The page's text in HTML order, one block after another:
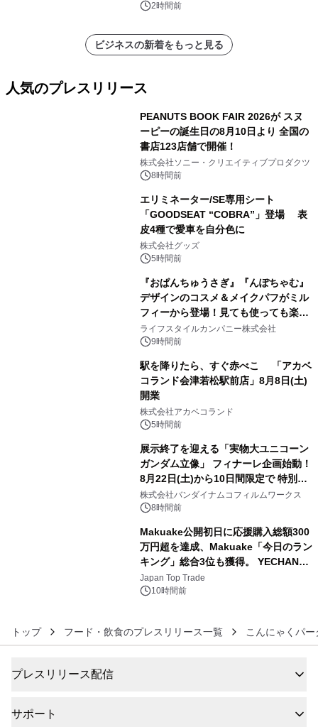
表2時間前
ビジネスの新着をもっと見る
人気のプレスリリース
PEANUTS BOOK FAIR 2026が スヌ
ーピーの誕生日の8月10日より 全国の
書店123店舗で開催！
株式会社ソニー・クリエイティブプロダクツ
8時間前
エリミネーター/SE専用シート
「GOODSEAT “COBRA”」登場 表
皮4種で愛車を自分色に
株式会社グッズ
5時間前
『おぱんちゅうさぎ』『んぽちゃむ』
デザインのコスメ＆メイクパフがミル
フィーから登場！見ても使っても楽し
い、ポップでキュートなコレクショ
ン。
ライフスタイルカンパニー株式会社
9時間前
駅を降りたら、すぐ赤べこ 「アカベ
コランド会津若松駅前店」8月8日(土)
開業
株式会社アカベコランド
5時間前
展示終了を迎える「実物大ユニコーン
ガンダム立像」 フィナーレ企画始動！
8月22日(土)から10日間限定で 特別映
像『UNICORN GUNDAM Statue ―
BEYOND POSSIBILITY ―』を上映！
株式会社バンダイナムコフィルムワークス
8時間前
Makuake公開初日に応援購入総額300
万円超を達成、Makuake「今日のラン
キング」総合3位も獲得。 YECHAN音
浴シンギングボウル第2弾の大型サイ
ズ（XL・2XL・3XL）を先行販売中
Japan Top Trade
10時間前
トップ フード・飲食のプレスリリース一覧 こんにゃくパー
プレスリリース配信
サポート